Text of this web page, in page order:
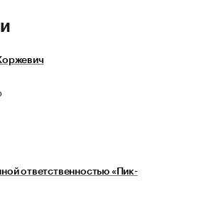
ответственностью «Пик-